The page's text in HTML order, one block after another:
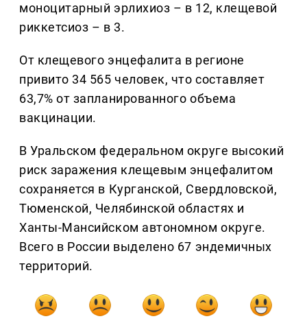
моноцитарный эрлихиоз – в 12, клещевой
риккетсиоз – в 3.
От клещевого энцефалита в регионе
привито 34 565 человек, что составляет
63,7% от запланированного объема
вакцинации.
В Уральском федеральном округе высокий
риск заражения клещевым энцефалитом
сохраняется в Курганской, Свердловской,
Тюменской, Челябинской областях и
Ханты-Мансийском автономном округе.
Всего в России выделено 67 эндемичных
территорий.